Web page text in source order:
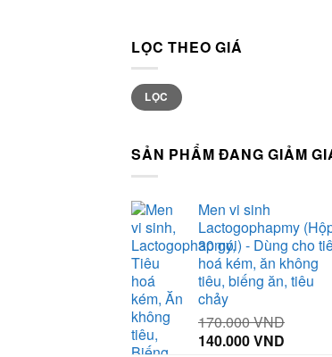
LỌC THEO GIÁ
Giá
tối
thiểu
Giá
tối
đa
LỌC
SẢN PHẨM ĐANG GIẢM
Men vi sinh
Lactogophapmy
30 gói) - Dùng cho
hoá kém, ăn không
tiêu, biếng ăn, tiêu
chảy
170.000VND
Giá
140.000VND